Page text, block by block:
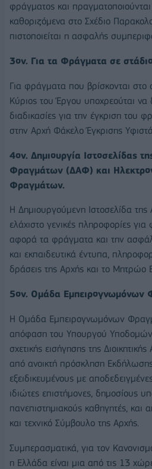
φράγματος και
καθοριζόμενα στο Σχέδιο
πιστοποιείται η ασφαλής
3ον. Για τα Φράγματα σε
Για φράγματα που βρίσκονται στο
Κύριος του Έργου υποχρεούται να
διαδικασίες για την έγκριση του
στην Αρχή Φάκελο Έγκρισης
4ον. Δημιουργία Ιστοσελίδας
Φραγμάτων (ΔΑΦ) και
Φραγμάτων.
Η Δημιουργούμενη Ιστοσελίδα της
ελάχιστο γενικές πληροφορίες
αφορά τα φράγματα και την
και εκπαιδευτικά έντυπα,
δράσεις της Αρχής και το
5ον. Ομάδα Εμπειρογνωμόνων
Η Ομάδα Εμπειρογνωμόνων
απόφαση του Υπουργού
σχετικής εισήγησης της
από ανοικτή πρόσκληση
εξειδικευμένους με
ιδιώτες επιστήμονες, δημοσίους
πανεπιστημιακούς καθηγητές, και
και τεχνικό Σύμβουλο της Αρχής.
Συμπερασματικά, για τον
η Ελλάδα είναι μια από τις 13